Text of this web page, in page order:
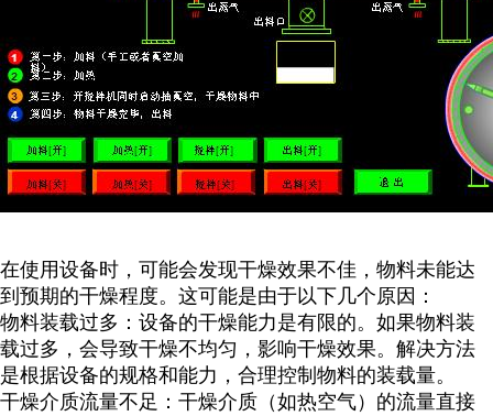
在使用设备时，可能会发现干燥效果不佳，物料未能达
到预期的干燥程度。这可能是由于以下几个原因：
物料装载过多：设备的干燥能力是有限的。如果物料装
载过多，会导致干燥不均匀，影响干燥效果。解决方法
是根据设备的规格和能力，合理控制物料的装载量。
干燥介质流量不足：干燥介质（如热空气）的流量直接